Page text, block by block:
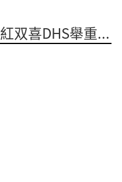
紅双喜DHS舉重...